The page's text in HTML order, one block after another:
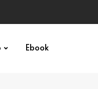
Ebook